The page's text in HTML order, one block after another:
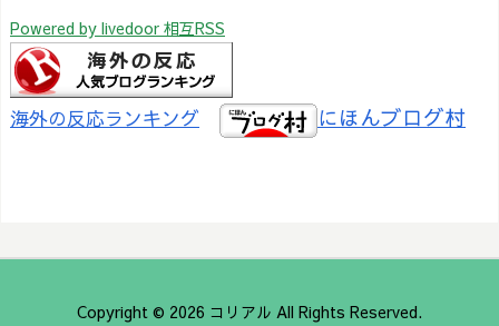
Powered by livedoor 相互RSS
海外の反応ランキング にほんブログ村
Copyright © 2026 コリアル All Rights Reserved.